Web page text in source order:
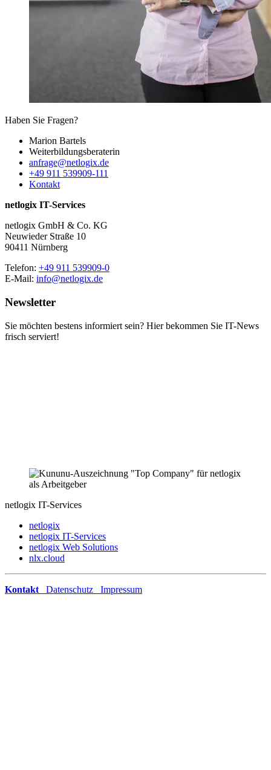
Haben Sie Fragen?
Marion Bartels
Weiterbildungs­beraterin
anfrage@netlogix.de
+49 911 539909-111
Kontakt
netlogix IT-Services
netlogix GmbH & Co. KG
Neuwieder Straße 10
90411 Nürnberg
Telefon: +49 911 539909-0
E-Mail: info@netlogix.de
Newsletter
Sie möchten bestens informiert sein? Hier bekommen Sie IT-News
frisch serviert!
netlogix IT-Services
netlogix
netlogix IT-Services
netlogix Web Solutions
nlx.cloud
Kontakt Datenschutz Impressum